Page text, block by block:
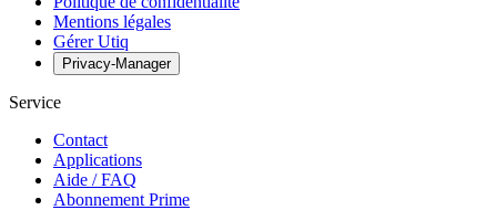
Mentions légales
Gérer Utiq
Privacy-Manager
Service
Contact
Applications
Aide / FAQ
Abonnement Prime